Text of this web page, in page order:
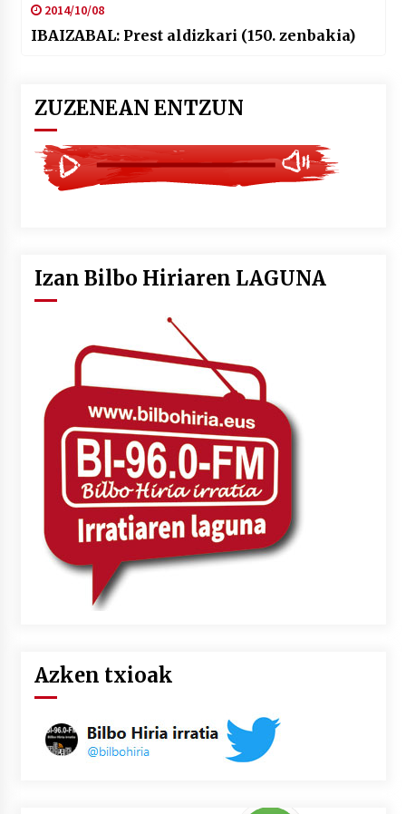
2014/10/08
IBAIZABAL: Prest aldizkari (150. zenbakia)
ZUZENEAN ENTZUN
Izan Bilbo Hiriaren LAGUNA
Azken txioak